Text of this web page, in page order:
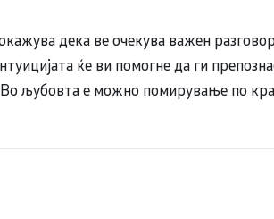
дека ве очекува важен
ќе ви помогне да ги
Во љубовта е можно помирување по